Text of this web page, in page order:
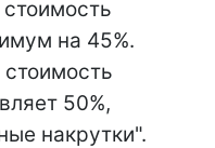
на 45%.
50%,
накрутки".